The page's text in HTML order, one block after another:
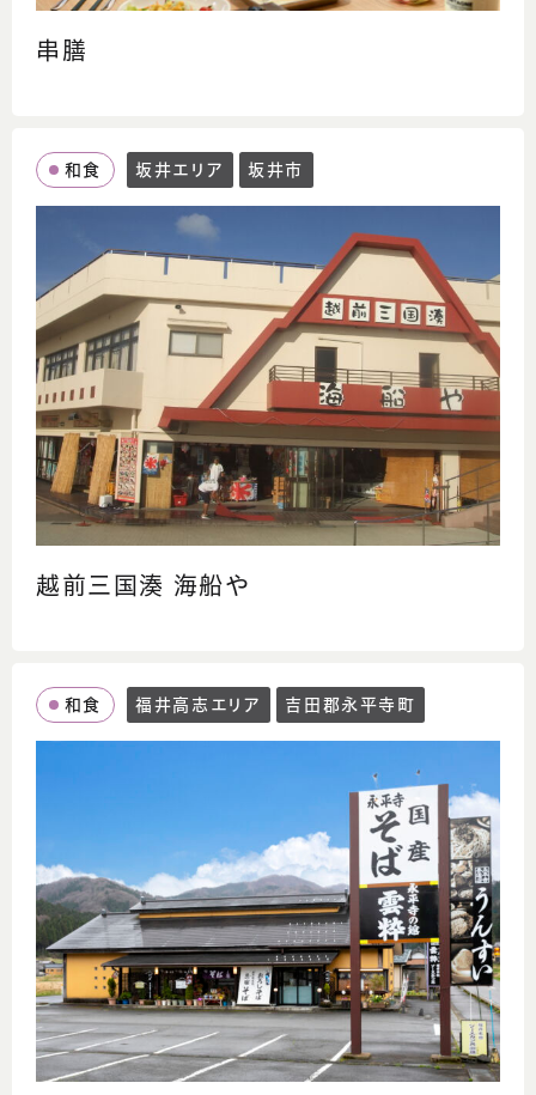
串膳
和食 坂井エリア 坂井市
越前三国湊 海船や
和食 福井高志エリア 吉田郡永平寺町